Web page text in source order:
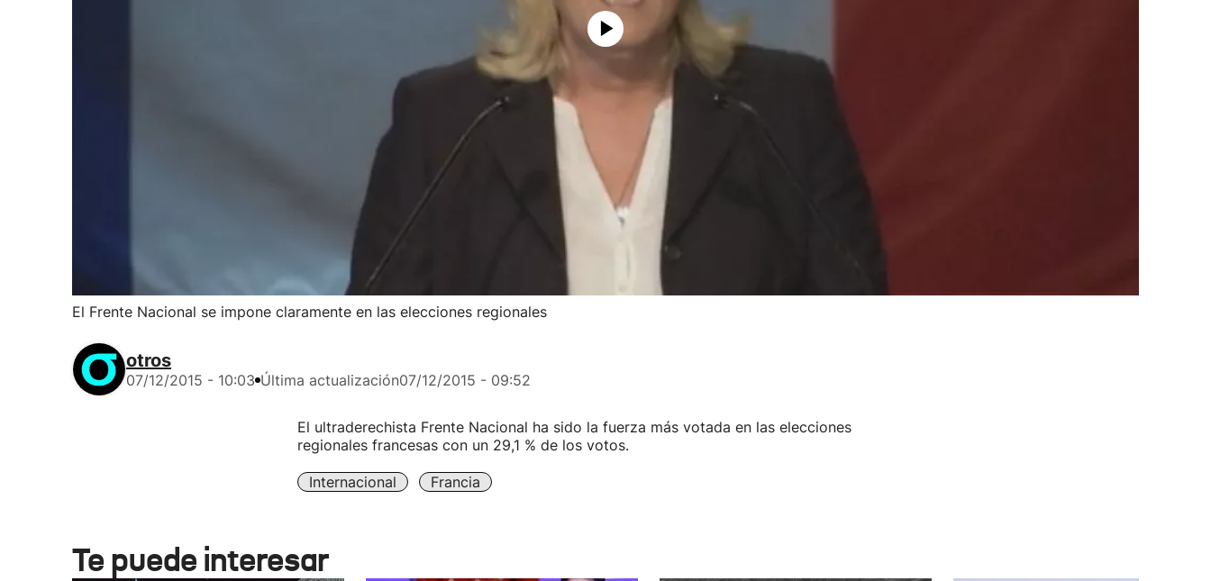
El Frente Nacional se impone claramente en las elecciones regionales
otros
07/12/2015 - 10:03 Última actualización07/12/2015 - 09:52
El ultraderechista Frente Nacional ha sido la fuerza más votada en las elecciones
regionales francesas con un 29,1 % de los votos.
Internacional Francia
Te puede interesar